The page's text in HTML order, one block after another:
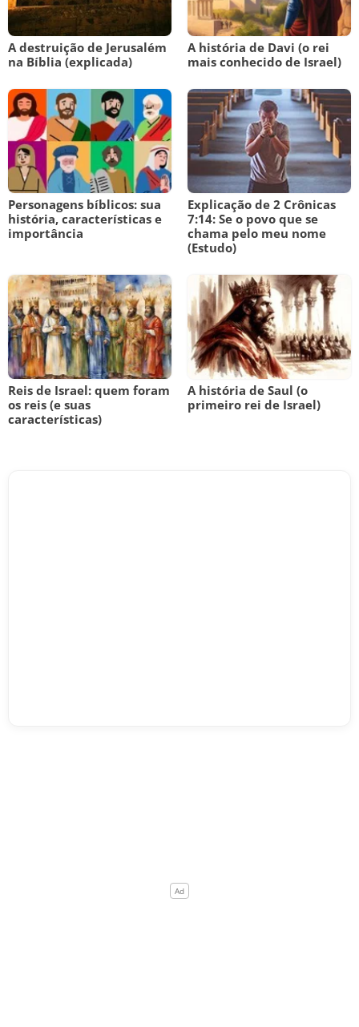
A destruição de Jerusalém
na Bíblia (explicada)
A história de Davi (o rei
mais conhecido de Israel)
Personagens bíblicos: sua
história, características e
importância
Explicação de 2 Crônicas
7:14: Se o povo que se
chama pelo meu nome
(Estudo)
Reis de Israel: quem foram
os reis (e suas
características)
A história de Saul (o
primeiro rei de Israel)